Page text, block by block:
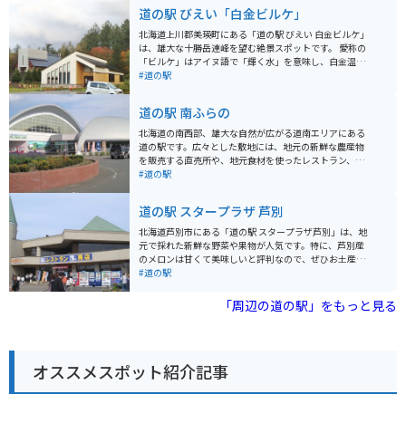
道の駅 びえい「白金ビルケ」
北海道上川郡美瑛町にある「道の駅 びえい 白金ビルケ」
は、雄大な十勝岳連峰を望む絶景スポットです。 愛称の
「ビルケ」はアイヌ語で「輝く水」を意味し、白金温泉
街の入り口に位置しています。 施設内には、美瑛産の新
できます。 また、美瑛町の観光情報コーナーでは、近隣
の観光スポット情報も入手できます。 雄大な自然を満喫
できる展望台もあり、ドライブの休憩だけでなく、観光
拠点としても最適です。 バイクで訪れる場合は、駐車場
も広く停めやすいので安心です。 十勝岳連峰の絶景を眺
ひ立ち寄りたいスポットです。
#道の駅
道の駅 南ふらの
北海道の南西部、雄大な自然が広がる道南エリアにある
道の駅です。広々とした敷地には、地元の新鮮な農産物
を販売する直売所や、地元食材を使ったレストラン、軽
食コーナーなどがあります。 特にレストランでは、地元
は、広々とした駐車場があるので安心です。また、道の
駅には、ツーリングマップやパンフレットなども置いて
あるので、休憩がてら情報収集もできます。周辺には、
広大な牧場や風力発電の風車など、北海道らしい雄大な
景色が広がっているので、ツーリングにも最適なエリア
#道の駅
道の駅 スタープラザ 芦別
北海道芦別市にある「道の駅 スタープラザ芦別」は、地
元で採れた新鮮な野菜や果物が人気です。特に、芦別産
のメロンは甘くて美味しいと評判なので、ぜひお土産に
いかがですか？ 食事処では、地元産の食材を使った料理
す。道の駅は、国道38号線沿いに位置しており、ドライ
し足を延ばせば、夕張市や富良野市にもアクセスしやす
いので、観光の拠点としてもおすすめです。
#道の駅
「周辺の道の駅」をもっと見る
オススメスポット紹介記事